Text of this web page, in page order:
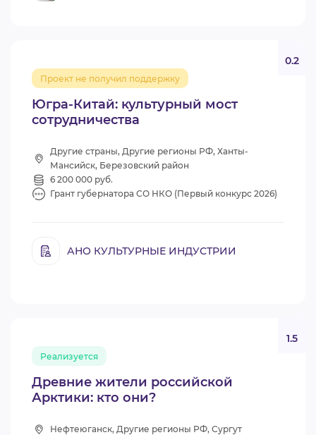
Югра-Китай: культурный мост
сотрудничества
Проект не получил поддержку
0.2
Другие страны, Другие регионы РФ, Ханты-
Мансийск, Березовский район
6 200 000 руб.
Грант губернатора СО НКО (Первый конкурс 2026)
АНО КУЛЬТУРНЫЕ ИНДУСТРИИ
Древние жители российской
Арктики: кто они?
Реализуется
1.5
Нефтеюганск, Другие регионы РФ, Сургут